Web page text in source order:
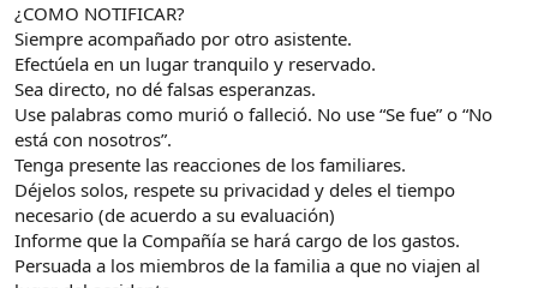
¿COMO NOTIFICAR?
Siempre acompañado por otro asistente.
Efectúela en un lugar tranquilo y reservado.
Sea directo, no dé falsas esperanzas.
Use palabras como murió o falleció. No use “Se fue” o “No
está con nosotros”.
Tenga presente las reacciones de los familiares.
Déjelos solos, respete su privacidad y deles el tiempo
necesario (de acuerdo a su evaluación)
Informe que la Compañía se hará cargo de los gastos.
Persuada a los miembros de la familia a que no viajen al